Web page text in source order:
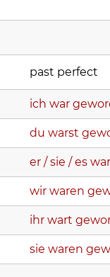
past perfect
ich war
du warst
er / sie / es
wir waren
ihr wart
sie waren